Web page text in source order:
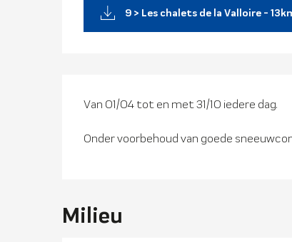
9 > Les chalets de la Valloire -
Van 01/04 tot en met 31/10 iedere dag.
Onder voorbehoud van goede
Milieu